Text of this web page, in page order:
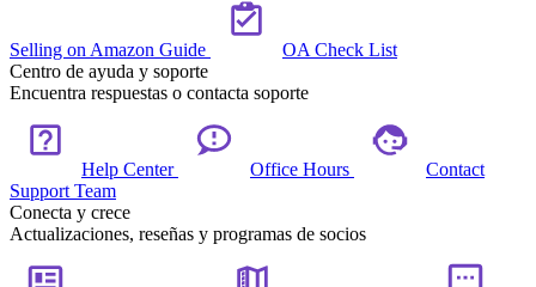
Selling on Amazon Guide
OA Check List
Centro de ayuda y soporte
Encuentra respuestas o contacta soporte
Help Center Office Hours
Contact
Support Team
Conecta y crece
Actualizaciones, reseñas y programas de socios